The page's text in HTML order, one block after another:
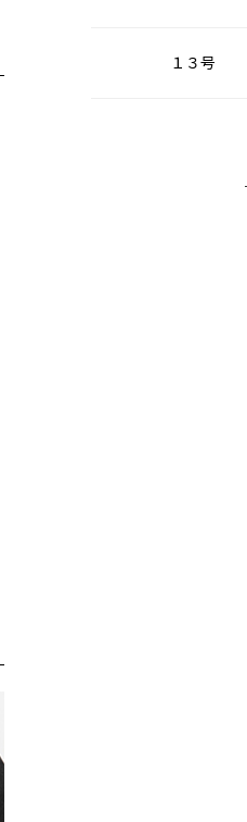
１３号